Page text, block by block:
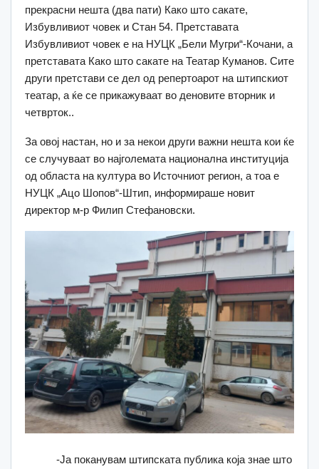
прекрасни нешта (два пати) Како што сакате,
Избувливиот човек и Стан 54. Претставата
Избувливиот човек е на НУЦК „Бели Мугри“-Кочани, а
претставата Како што сакате на Театар Куманов. Сите
други претстави се дел од репертоарот на штипскиот
театар, а ќе се прикажуваат во деновите вторник и
четврток..
За овој настан, но и за некои други важни нешта кои ќе
се случуваат во најголемата национална институција
од областа на култура во Источниот регион, а тоа е
НУЦК „Ацо Шопов“-Штип, информираше новит
директор м-р Филип Стефановски.
-Ја поканувам штипската публика која знае што